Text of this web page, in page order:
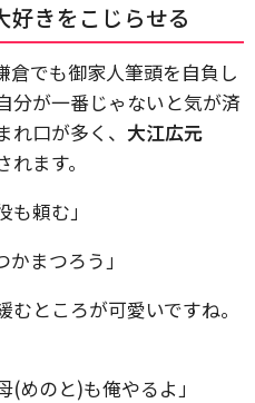
好きをこじらせる
倉でも御家人筆頭を自負し
分が一番じゃないと気が済
口が多く、 大江広元
ます。
頼む」
まつろう」
ところが可愛いですね。
めのと)も俺やるよ」